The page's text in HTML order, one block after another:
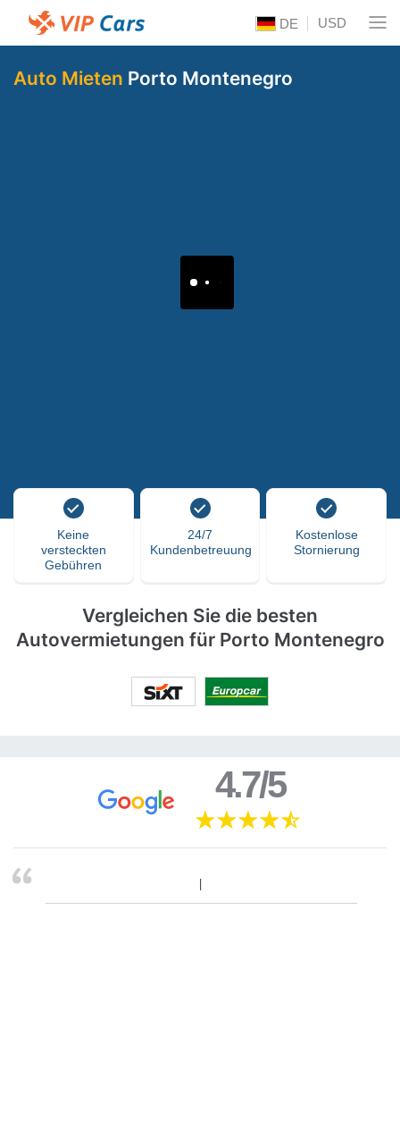
DE USD
Auto Mieten Porto Montenegro
Keine
versteckten
Gebühren
24/7
Kundenbetreuung
Kostenlose
Stornierung
Vergleichen Sie die besten
Autovermietungen für Porto Montenegro
4.7/5